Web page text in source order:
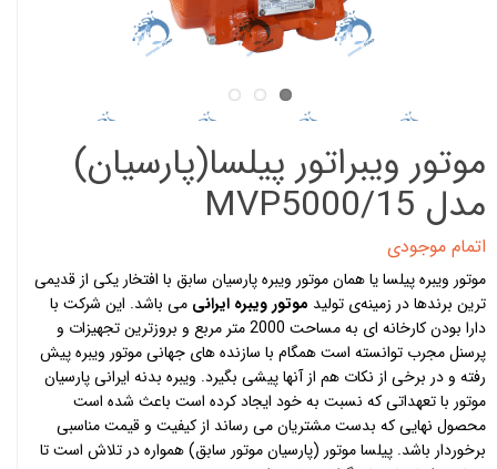
موتور ویبراتور پیلسا(پارسیان)
مدل MVP5000/15
اتمام موجودی
موتور ویبره پیلسا یا همان موتور ویبره پارسیان سابق با افتخار یکی از قدیمی
ترین برندها در زمینه‌ی تولید موتور ویبره ایرانی می باشد. این شرکت با
دارا بودن کارخانه ای به مساحت 2000 متر مربع و بروزترین تجهیزات و
پرسنل مجرب توانسته است همگام با سازنده های جهانی موتور ویبره پیش
رفته و در برخی از نکات هم از آنها پیشی بگیرد. ویبره بدنه ایرانی پارسیان
موتور با تعهداتی که نسبت به خود ایجاد کرده است باعث شده است
محصول نهایی که بدست مشتریان می رساند از کیفیت و قیمت مناسبی
برخوردار باشد. پیلسا موتور (پارسیان موتور سابق) همواره در تلاش است تا